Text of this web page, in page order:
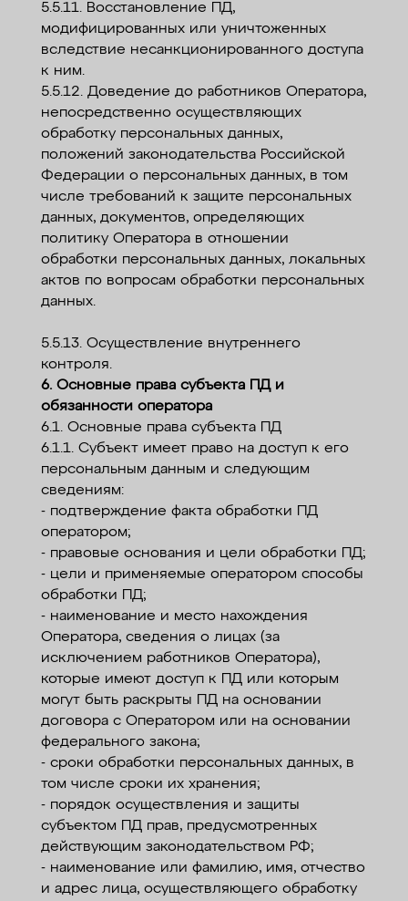
5.5.11. Восстановление ПД,
модифицированных или уничтоженных
вследствие несанкционированного доступа
к ним.
5.5.12. Доведение до работников Оператора,
непосредственно осуществляющих
обработку персональных данных,
положений законодательства Российской
Федерации о персональных данных, в том
числе требований к защите персональных
данных, документов, определяющих
политику Оператора в отношении
обработки персональных данных, локальных
актов по вопросам обработки персональных
данных.
5.5.13. Осуществление внутреннего
контроля.
6. Основные права субъекта ПД и
обязанности оператора
6.1. Основные права субъекта ПД
6.1.1. Субъект имеет право на доступ к его
персональным данным и следующим
сведениям:
- подтверждение факта обработки ПД
оператором;
- правовые основания и цели обработки ПД;
- цели и применяемые оператором способы
обработки ПД;
- наименование и место нахождения
Оператора, сведения о лицах (за
исключением работников Оператора),
которые имеют доступ к ПД или которым
могут быть раскрыты ПД на основании
договора с Оператором или на основании
федерального закона;
- сроки обработки персональных данных, в
том числе сроки их хранения;
- порядок осуществления и защиты
субъектом ПД прав, предусмотренных
действующим законодательством РФ;
- наименование или фамилию, имя, отчество
и адрес лица, осуществляющего обработку